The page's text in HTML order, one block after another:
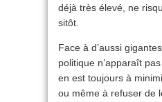
déjà très élevé, ne
sitôt.
Face à d’aussi
politique n’apparaît
en est toujours à
ou même à refuser de